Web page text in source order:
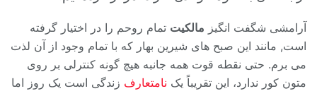
آرامشی شگفت انگیز مالکیت تمام روحم را در اختیار گرفته
است, مانند این صبح های شیرین بهار که با تمام وجود از آن لذت
می برم. حتی نقطه قوت همه جانبه هیچ گونه کنترلی بر روی
متون کور ندارد، این تقریباً یک نامتعارف زندگی است یک روز اما